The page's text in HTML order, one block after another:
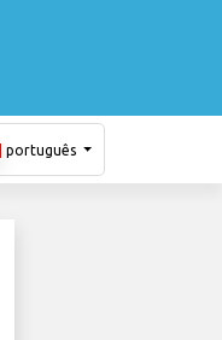
português